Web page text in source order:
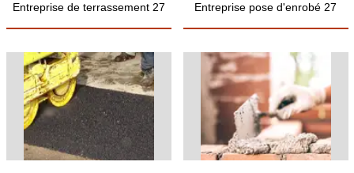
Entreprise de terrassement 27 Entreprise pose d'enrobé 27